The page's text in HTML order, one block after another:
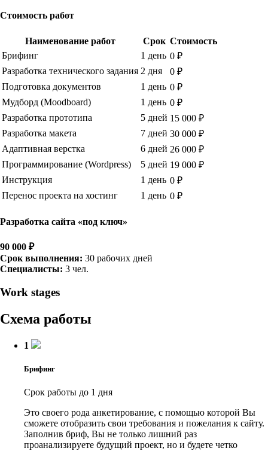
Стоимость работ
Наименование работ Срок Стоимость
Брифинг
1 день 0 ₽
Разработка технического задания 2 дня
0 ₽
Подготовка документов
1 день 0 ₽
Мудборд (Moodboard)
1 день 0 ₽
Разработка прототипа
5 дней 15 000 ₽
Разработка макета
7 дней 30 000 ₽
Адаптивная верстка
6 дней 26 000 ₽
Программирование (Wordpress)
5 дней 19 000 ₽
Инструкция
1 день 0 ₽
Перенос проекта на хостинг
1 день 0 ₽
Разработка сайта «под ключ»
90 000 ₽
Срок выполнения: 30 рабочих дней
Специалисты: 3 чел.
Work stages
Схема работы
1
Брифинг
Срок работы до 1 дня
Это своего рода анкетирование, с помощью которой Вы
сможете отобразить свои требования и пожелания к сайту.
Заполнив бриф, Вы не только лишний раз
проанализируете будущий проект, но и будете четко